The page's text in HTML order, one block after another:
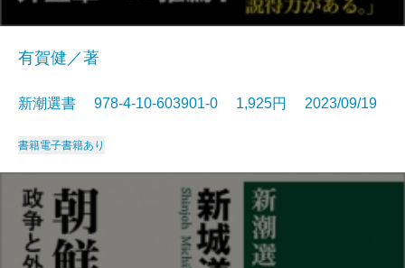
有賀健／著
新潮選書 978-4-10-603901-0 1,925円 2023/09/19
書籍電子書籍あり